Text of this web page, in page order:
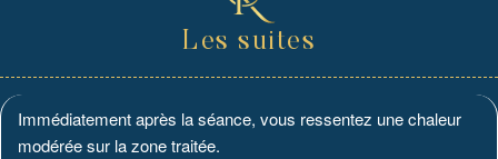
Les suites
Immédiatement après la séance, vous ressentez une chaleur
modérée sur la zone traitée.